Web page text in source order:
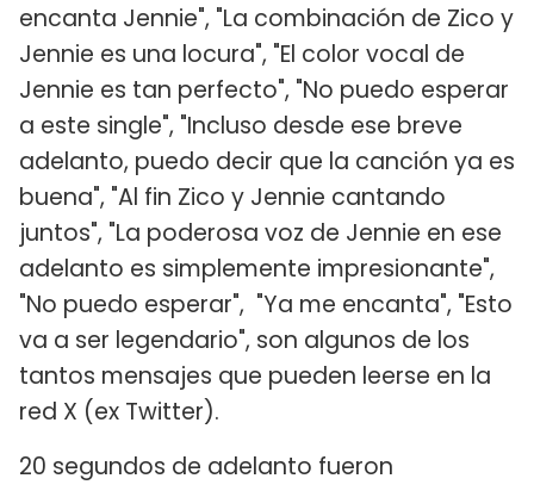
encanta Jennie", "La combinación de Zico y
Jennie es una locura", "El color vocal de
Jennie es tan perfecto", "No puedo esperar
a este single", "Incluso desde ese breve
adelanto, puedo decir que la canción ya es
buena", "Al fin Zico y Jennie cantando
juntos", "La poderosa voz de Jennie en ese
adelanto es simplemente impresionante",
"No puedo esperar", "Ya me encanta", "Esto
va a ser legendario", son algunos de los
tantos mensajes que pueden leerse en la
red X (ex Twitter).
20 segundos de adelanto fueron